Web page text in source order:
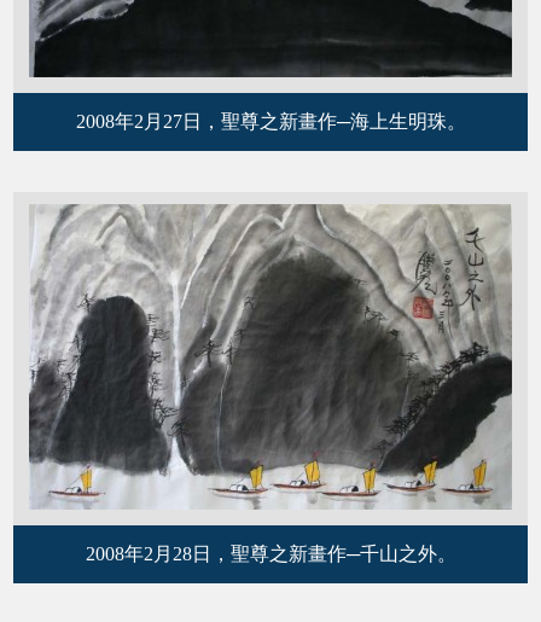
2008年2月27日，聖尊之新畫作─海上生明珠。
2008年2月28日，聖尊之新畫作─千山之外。